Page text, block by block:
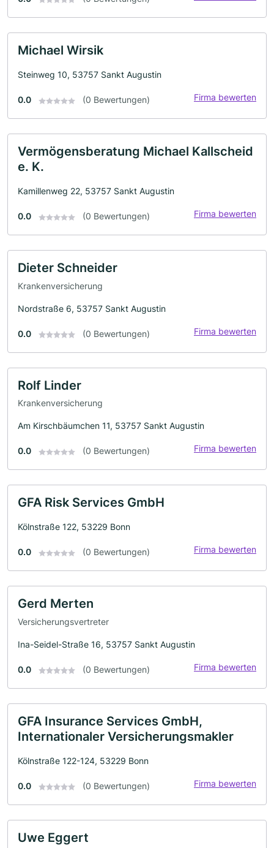
Michael Wirsik
Steinweg 10, 53757 Sankt Augustin
0.0 (0 Bewertungen) Firma bewerten
Vermögensberatung Michael Kallscheid
e. K.
Kamillenweg 22, 53757 Sankt Augustin
0.0 (0 Bewertungen) Firma bewerten
Dieter Schneider
Krankenversicherung
Nordstraße 6, 53757 Sankt Augustin
0.0 (0 Bewertungen) Firma bewerten
Rolf Linder
Krankenversicherung
Am Kirschbäumchen 11, 53757 Sankt Augustin
0.0 (0 Bewertungen) Firma bewerten
GFA Risk Services GmbH
Kölnstraße 122, 53229 Bonn
0.0 (0 Bewertungen) Firma bewerten
Gerd Merten
Versicherungsvertreter
Ina-Seidel-Straße 16, 53757 Sankt Augustin
0.0 (0 Bewertungen) Firma bewerten
GFA Insurance Services GmbH,
Internationaler Versicherungsmakler
Kölnstraße 122-124, 53229 Bonn
0.0 (0 Bewertungen) Firma bewerten
Uwe Eggert